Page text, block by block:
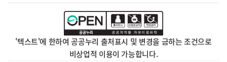
'텍스트'에 한하여 공공누리 출처표시 및 변경을 금하는 조건으로
비상업적 이용이 가능합니다.